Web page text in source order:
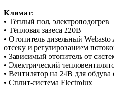
Климат:
• Тёплый пол, электроподогрев
• Тёпловая завеса 220В
• Отопитель дизельный
отсеку и регулированием
• Зависимый отопитель от
• Электрический
• Вентилятор на 24В для
• Сплит-система Electrolux